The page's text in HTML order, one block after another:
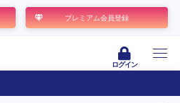
プレミアム会員登録
ログイン